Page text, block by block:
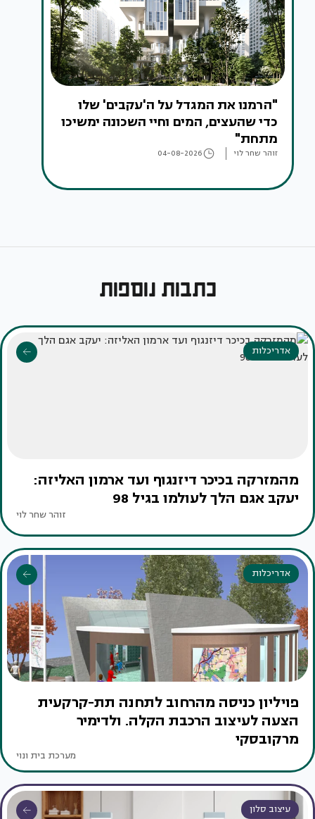
"הרמנו את המגדל על ה'עקבים' שלו
כדי שהעצים, המים וחיי השכונה ימשיכו
מתחת"
זוהר שחר לוי 04-08-2026
כתבות נוספות
אדריכלות
מהמזרקה בכיכר דיזנגוף ועד ארמון האליזה:
יעקב אגם הלך לעולמו בגיל 98
זוהר שחר לוי
אדריכלות
פויליון כניסה מהרחוב לתחנה תת-קרקעית
הצעה לעיצוב הרכבת הקלה. ולדימיר
מרקובסקי
מערכת בית ונוי
עיצוב סלון